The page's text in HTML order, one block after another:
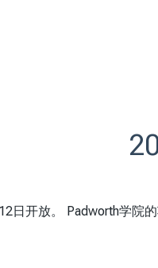
日开放。 Padworth学院